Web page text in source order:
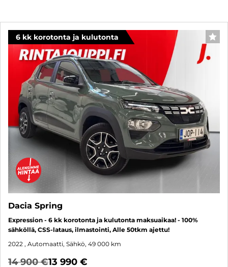
6 kk korotonta ja kulutonta
Dacia Spring
Expression - 6 kk korotonta ja kulutonta maksuaikaa! - 100%
sähköllä, CSS-lataus, ilmastointi, Alle 50tkm ajettu!
2022 , Automaatti, Sähkö, 49 000 km
14 900 €13 990 €